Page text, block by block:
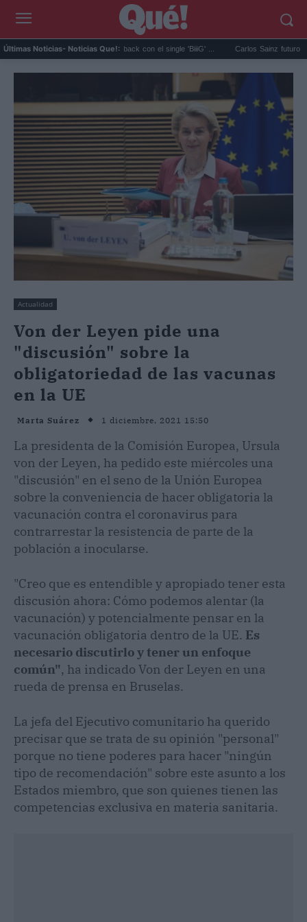
Últimas Noticias- Noticias Que!:
anuncia su comeback con el single 'BiiiG' ... Carlos Sainz futuro en el
Actualidad
Von der Leyen pide una
"discusión" sobre la
obligatoriedad de las vacunas
en la UE
Marta Suárez 1 diciembre, 2021 15:50
La presidenta de la Comisión Europea, Ursula
von der Leyen, ha pedido este miércoles una
"discusión" en el seno de la Unión Europea
sobre la conveniencia de hacer obligatoria la
vacunación contra el coronavirus para
contrarrestar la resistencia de parte de la
población a inocularse.
"Creo que es entendible y apropiado tener esta
discusión ahora: Cómo podemos alentar (la
vacunación) y potencialmente pensar en la
vacunación obligatoria dentro de la UE. Es
necesario discutirlo y tener un enfoque
común", ha indicado Von der Leyen en una
rueda de prensa en Bruselas.
La jefa del Ejecutivo comunitario ha querido
precisar que se trata de su opinión "personal"
porque no tiene poderes para hacer "ningún
tipo de recomendación" sobre este asunto a los
Estados miembro, que son quienes tienen las
competencias exclusiva en materia sanitaria.